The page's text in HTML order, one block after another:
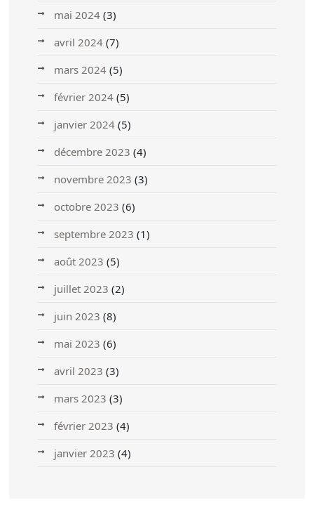
mai 2024 (3)
avril 2024 (7)
mars 2024 (5)
février 2024 (5)
janvier 2024 (5)
décembre 2023 (4)
novembre 2023 (3)
octobre 2023 (6)
septembre 2023 (1)
août 2023 (5)
juillet 2023 (2)
juin 2023 (8)
mai 2023 (6)
avril 2023 (3)
mars 2023 (3)
février 2023 (4)
janvier 2023 (4)